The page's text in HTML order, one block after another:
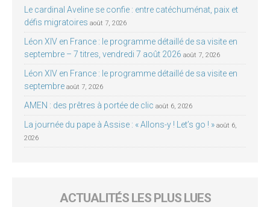
Le cardinal Aveline se confie : entre catéchuménat, paix et
défis migratoires août 7, 2026
Léon XIV en France : le programme détaillé de sa visite en
septembre – 7 titres, vendredi 7 août 2026 août 7, 2026
Léon XIV en France : le programme détaillé de sa visite en
septembre août 7, 2026
AMEN : des prêtres à portée de clic août 6, 2026
La journée du pape à Assise : « Allons-y ! Let’s go ! » août 6,
2026
ACTUALITÉS LES PLUS LUES